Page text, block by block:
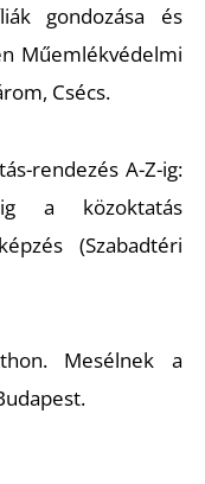
gondozása és
Műemlékvédelmi
Csécs.
rendezés A-Z-ig:
a közoktatás
(Szabadtéri
Mesélnek a